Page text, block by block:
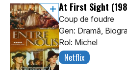
At First Sight
Coup de foudre
Gen: Dramă,
Rol: Michel
Netflix